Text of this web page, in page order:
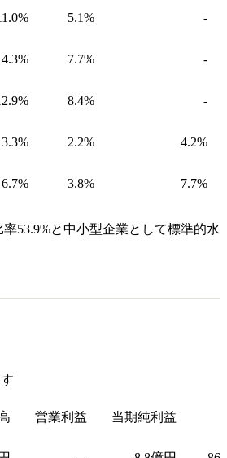
5.1% -
7.7% -
8.4% -
3.3% 2.2% 4.2%
6.7% 3.8% 7.7%
53.9%と中小型企業として標準的水
営業利益 当期純利益